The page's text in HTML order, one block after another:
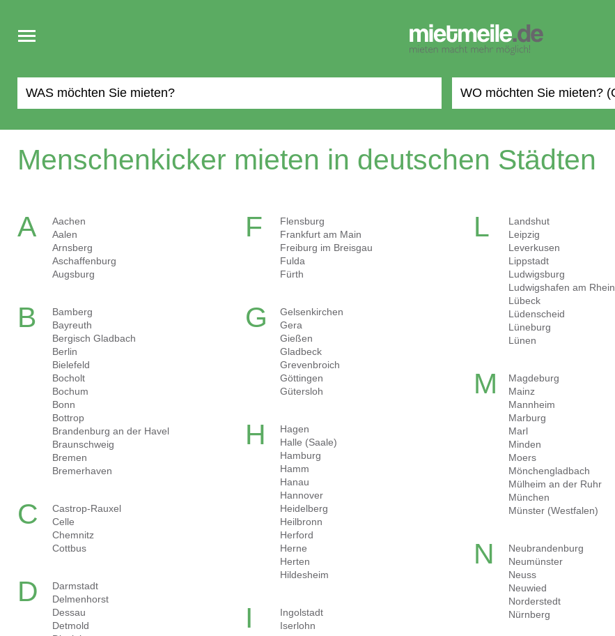
Toggle
navigation
Menschenkicker mieten in deutschen Städten
A
Aachen
Aalen
Arnsberg
Aschaffenburg
Augsburg
B
Bamberg
Bayreuth
Bergisch Gladbach
Berlin
Bielefeld
Bocholt
Bochum
Bonn
Bottrop
Brandenburg an der Havel
Braunschweig
Bremen
Bremerhaven
C
Castrop-Rauxel
Celle
Chemnitz
Cottbus
D
Darmstadt
Delmenhorst
Dessau
Detmold
F
Flensburg
Frankfurt am Main
Freiburg im Breisgau
Fulda
Fürth
G
Gelsenkirchen
Gera
Gießen
Gladbeck
Grevenbroich
Göttingen
Gütersloh
H
Hagen
Halle (Saale)
Hamburg
Hamm
Hanau
Hannover
Heidelberg
Heilbronn
Herford
Herne
Herten
Hildesheim
I
Ingolstadt
Iserlohn
L
Landshut
Leipzig
Leverkusen
Lippstadt
Ludwigsburg
Ludwigshafen am Rhein
Lübeck
Lüdenscheid
Lüneburg
Lünen
M
Magdeburg
Mainz
Mannheim
Marburg
Marl
Minden
Moers
Mönchengladbach
Mülheim an der Ruhr
München
Münster (Westfalen)
N
Neubrandenburg
Neumünster
Neuss
Neuwied
Norderstedt
Nürnberg